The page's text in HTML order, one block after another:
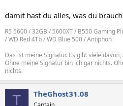
damit hast du alles, was du
R5 5600 / 32GB / 5600XT / B550 Gaming
/ WD Red 4Tb / WD Blue 500 / Antiphon
Das ist meine Signatur. Es gibt viele
Ohne meine Signatur bin ich gar nichts.
nichts.
T TheGhost31.08